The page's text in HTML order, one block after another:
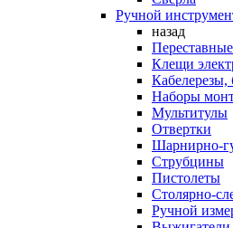
Ручной
назад
Клещи
Кабелерезы,
Наборы
Мультитулы
Отвертки
Шарнирно-
Струбцины
Пистолеты
Столярно-
Ручной